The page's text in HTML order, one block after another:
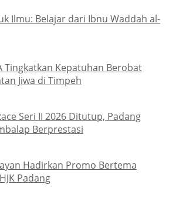
Ilmu: Belajar dari Ibnu Waddah al-
Tingkatkan Kepatuhan Berobat
Jiwa di Timpeh
Seri II 2026 Ditutup, Padang
Berprestasi
Hadirkan Promo Bertema
Padang